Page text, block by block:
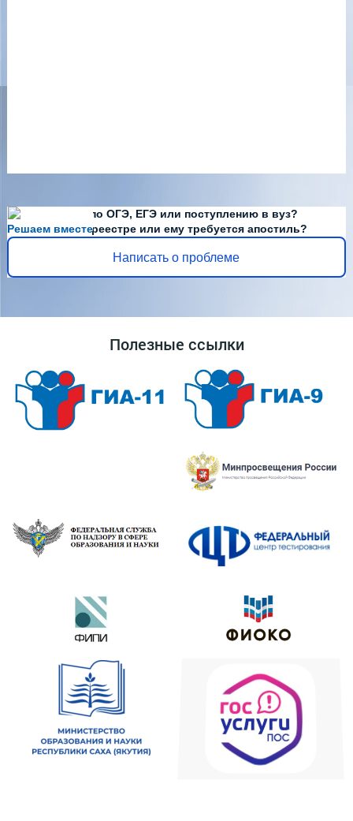
Решаем вместе
Есть вопросы по ОГЭ, ЕГЭ или поступлению в вуз?
Диплома нет в реестре или ему требуется апостиль?
Написать о проблеме
Полезные ссылки